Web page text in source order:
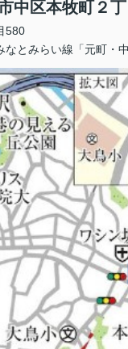
区本牧町２
580
なとみらい線「元町・